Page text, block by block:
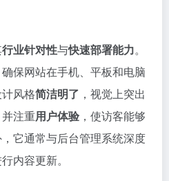
行业针对性与快速部署能力。
保网站在手机、平板和电脑
风格简洁明了 ，视觉上突出
注重用户体验 ，使访客能够
它通常与后台管理系统深度
内容更新。